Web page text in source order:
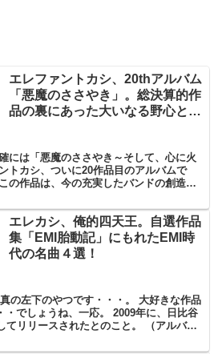
エレファントカシ、20thアルバム
「悪魔のささやき」。総決算的作
品の裏にあった大いなる野心と
には「悪魔のささやき～そして、心に火
トカシ、ついに20作品目のアルバムで
の作品は、今の充実したバンドの創造性
エレカシ、俺的四天王。自選作品
集「EMI胎動記」にもれたEMI時
代の名曲４選！
の左下のやつです・・・。 大好きな作品
・でしょうね、一応。 2009年に、日比谷
てリリースされたとのこと。 （アルバム